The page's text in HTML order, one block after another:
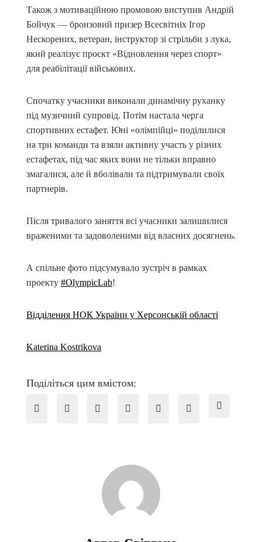
Також з мотиваційною промовою виступив Андрій
Бойчук — бронзовий призер Всесвітніх Ігор
Нескорених, ветеран, інструктор зі стрільби з лука,
який реалізує проєкт «Відновлення через спорт»
для реабілітації військових.
Спочатку учасники виконали динамічну руханку
під музичний супровід. Потім настала черга
спортивних естафет. Юні «олімпійці» поділилися
на три команди та взяли активну участь у різних
естафетах, під час яких вони не тільки вправно
змагалися, але й вболівали та підтримували своїх
партнерів.
Після тривалого заняття всі учасники залишилися
враженими та задоволеними від власних досягнень.
А спільне фото підсумувало зустріч в рамках
проекту #OlympicLab!
Відділення НОК України у Херсонській області
Katerina Kostrikova
Поділіться цим вмістом: